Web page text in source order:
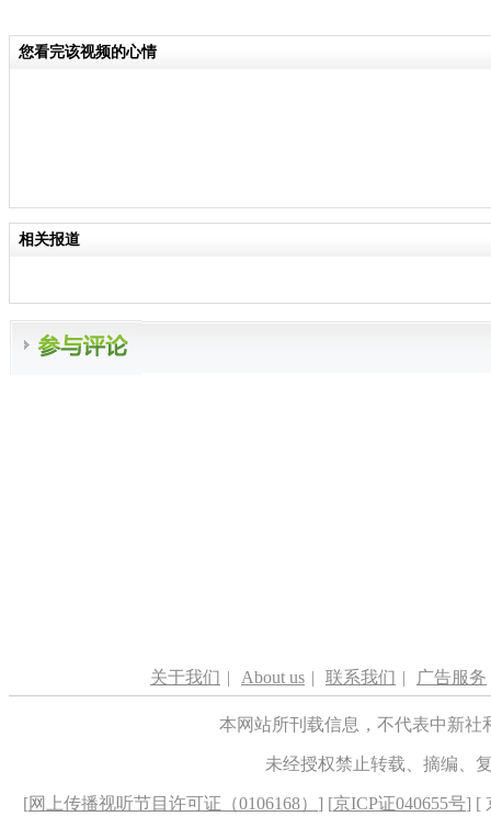
您看完该视频的心情
相关报道
关于我们 | About us | 联系我们 | 广告服务
本网站所刊载信息，不代表中新
未经授权禁止转载、摘编、
[网上传播视听节目许可证（0106168） ] [京ICP证040655号] [